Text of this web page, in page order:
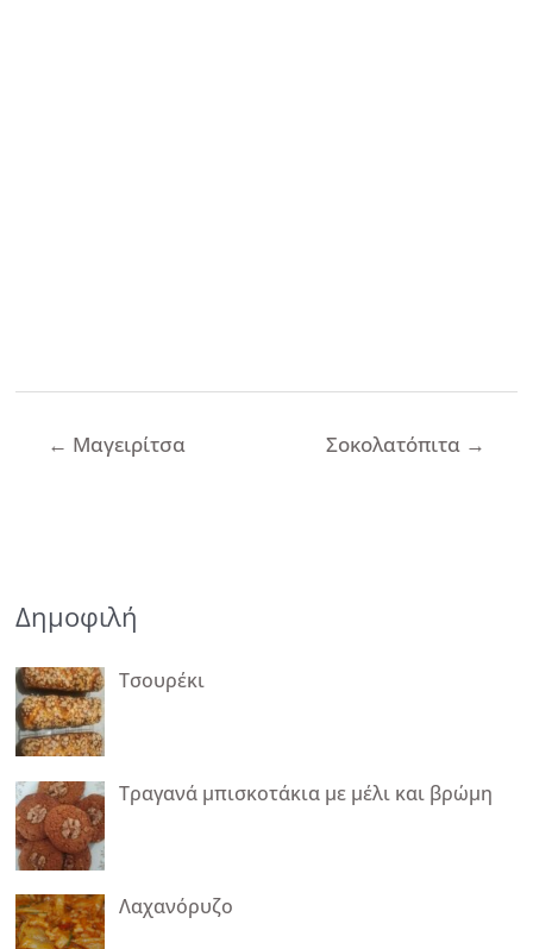
Πλοήγηση
← Μαγειρίτσα Σοκολατόπιτα →
Δημοφιλή
Τσουρέκι
Τραγανά μπισκοτάκια με μέλι και βρώμη
Λαχανόρυζο